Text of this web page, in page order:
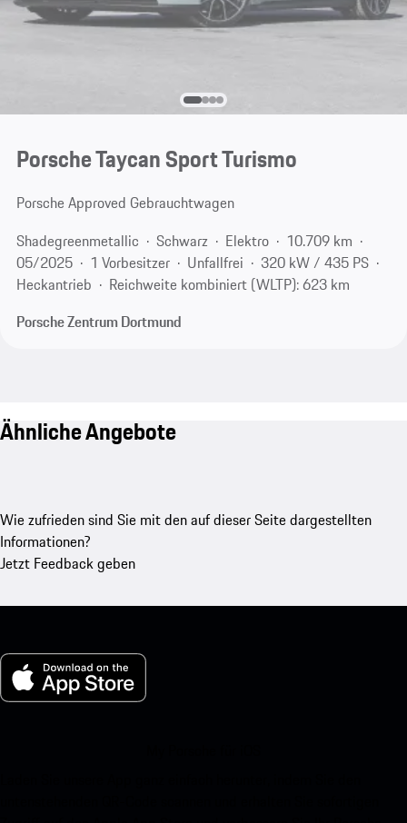
Porsche Taycan Sport Turismo
Porsche Approved Gebrauchtwagen
Shadegreenmetallic
Schwarz Elektro
10.709 km
05/2025
1 Vorbesitzer Unfallfrei
320 kW / 435 PS
Heckantrieb
Reichweite kombiniert (WLTP): 623 km
Porsche Zentrum Dortmund
Ähnliche Angebote
Wie zufrieden sind Sie mit den auf dieser Seite dargestellten
Informationen?
Jetzt Feedback geben